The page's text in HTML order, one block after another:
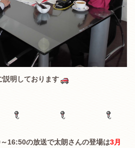
説明しております
16:50の放送で太朗さんの登場は3月